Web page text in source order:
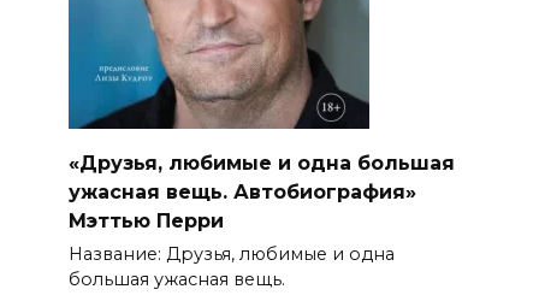
«Друзья, любимые и одна большая
ужасная вещь. Автобиография»
Мэттью Перри
Название: Друзья, любимые и одна
большая ужасная вещь.